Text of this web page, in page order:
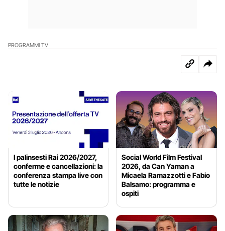
PROGRAMMI TV
I palinsesti Rai 2026/2027,
conferme e cancellazioni: la
conferenza stampa live con
tutte le notizie
Social World Film Festival
2026, da Can Yaman a
Micaela Ramazzotti e Fabio
Balsamo: programma e
ospiti